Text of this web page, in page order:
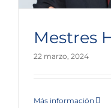
Mestres
22 marzo, 2024
Más información